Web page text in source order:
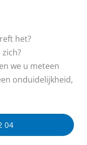
het?
we u meteen
onduidelijkheid,
04